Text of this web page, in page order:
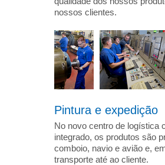
nossos clientes.
Pintura e expedição
No novo centro de logística
integrado, os produtos são
comboio, navio e avião e,
transporte até ao cliente.